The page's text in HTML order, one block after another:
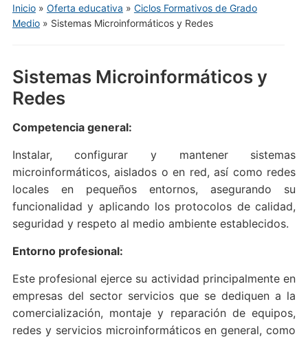
Inicio» Oferta educativa » Ciclos Formativos de Grado
Medio» Sistemas Microinformáticos y Redes
Sistemas Microinformáticos y
Redes
Competencia general:
Instalar, configurar y mantener sistemas
microinformáticos, aislados o en red, así como redes
locales en pequeños entornos, asegurando su
funcionalidad y aplicando los protocolos de calidad,
seguridad y respeto al medio ambiente establecidos.
Entorno profesional:
Este profesional ejerce su actividad principalmente en
empresas del sector servicios que se dediquen a la
comercialización, montaje y reparación de equipos,
redes y servicios microinformáticos en general, como